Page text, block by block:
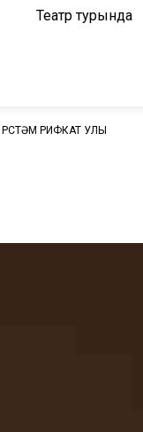
Театр турында
РИФКАТ УЛЫ